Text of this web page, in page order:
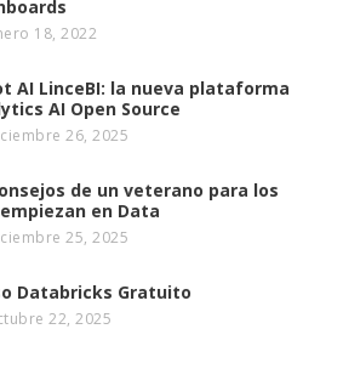
18, 2022
AI LinceBI: la nueva plataforma
AI Open Source
26, 2025
de un veterano para los
en Data
25, 2025
Databricks Gratuito
22, 2025